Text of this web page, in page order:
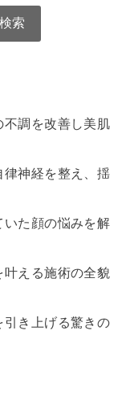
検索
不調を改善し美肌
神経を整え、揺
いた顔の悩みを解
える施術の全貌
き上げる驚きの